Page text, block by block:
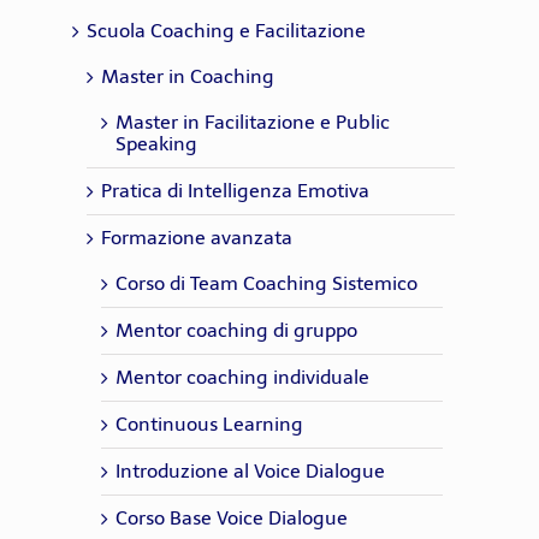
Scuola Coaching e Facilitazione
Master in Coaching
Master in Facilitazione e Public
Speaking
Pratica di Intelligenza Emotiva
Formazione avanzata
Corso di Team Coaching Sistemico
Mentor coaching di gruppo
Mentor coaching individuale
Continuous Learning
Introduzione al Voice Dialogue
Corso Base Voice Dialogue